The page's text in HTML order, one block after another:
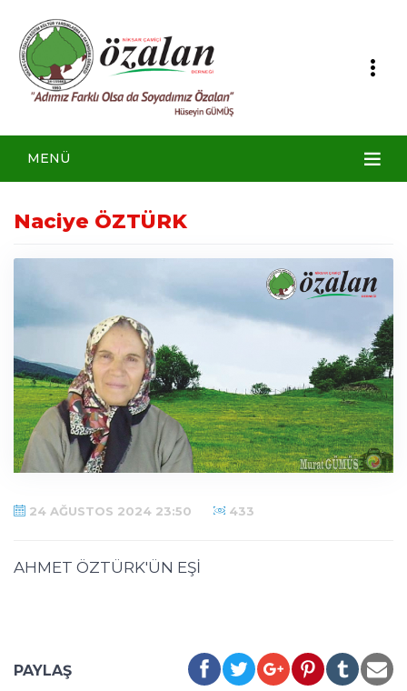
MENÜ
Naciye ÖZTÜRK
24 AĞUSTOS 2024 23:50 433
AHMET ÖZTÜRK'ÜN EŞİ
PAYLAŞ